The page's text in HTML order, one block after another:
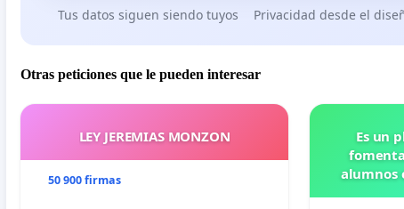
Tus datos siguen siendo tuyos Privacidad desde el
Otras peticiones que le pueden interesar
LEY JEREMIAS MONZON
50 900 firmas
Es un
alumnos